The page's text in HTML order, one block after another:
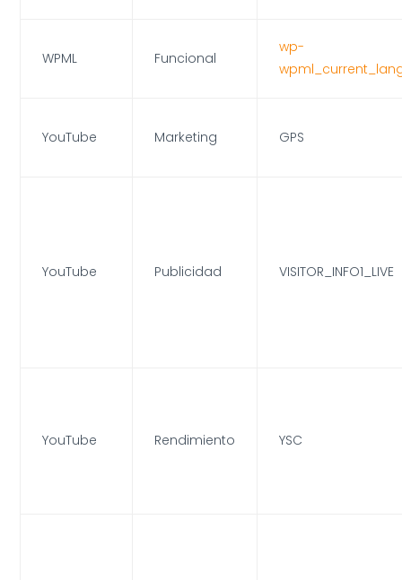
WPML Funcional
wp-
YouTube Marketing GPS
YouTube Publicidad VISITOR_INFO1_LIVE
YouTube Rendimiento YSC